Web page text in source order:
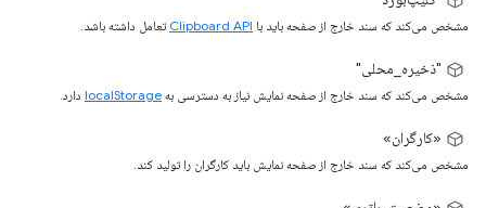
مشخص می‌کند که سند خارج از صفحه باید با Clipboard API تعامل داشته باشد.
"ذخیره_محلی"
مشخص می‌کند که سند خارج از صفحه نمایش نیاز به دسترسی به localStorage دارد.
«کارگران»
مشخص می‌کند که سند خارج از صفحه نمایش باید کارگران را تولید کند.